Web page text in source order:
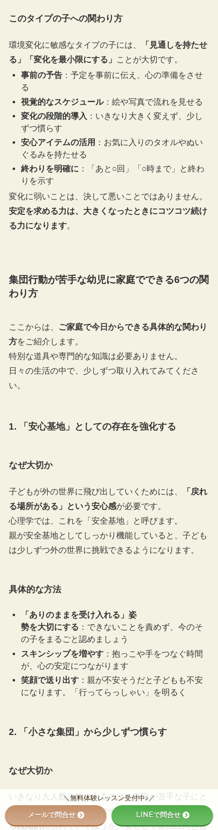
このタイプの子への関わり方
環境変化に敏感なタイプの子には、
「見通しを持たせ
る」「変化を最小限にする」 ことが大切です。
事前の予告 ：予定を事前に伝え、心の準備をさせ
る
視覚的なスケジュール：絵や写真で流れを見せる
変化の段階的導入 ：いきなり大きく変えず、少し
ずつ慣らす
安心アイテムの活用 ：お気に入りのタオルやぬい
ぐるみを持たせる
終わりを明確に ：「あと○回」「○時まで」と終わ
りを示す
変化に弱いことは、決して悪いことではありません。
安定を求める力は、大きくなったときにコツコツ続け
る力になります。
集団行動が苦手な幼児に家庭でできる6つの関
わり方
ここからは、
ご家庭で今日からできる具体的な関わり
方をご紹介します。
特別な道具や専門的な知識は必要ありません。
日々の生活の中で、少しずつ取り入れてみてくださ
い。
1. 「安心基地」としての存在を強化する
なぜ大切か
子どもが外の世界に飛び出していくためには、
「戻れ
る場所がある」という安心感が必要です。
心理学では、これを「安全基地」と呼びます。
親が安全基地としてしっかり機能していると、子ども
は少しずつ外の世界に挑戦できるようになります。
具体的な方法
「ありのままを受け入れる」姿
勢を大切にする ：できないことを責めず、今のそ
の子をまるごと認めましょう
スキンシップを増やす ：抱っこや手をつなぐ時間
が、心の安定につながります
笑顔で送り出す ：親が不安そうだと子どもも不安
になります。「行ってらっしゃい」を明るく
2. 「小さな集団」から少しずつ慣らす
なぜ大切か
いきなり大人数の輪に入るのは、集団が苦手な子にと
ってハードルが高いものです。
少人数・短時間の場か
ら段階的に慣れていくほうが、安心して集団に向き合
＼無料体験レッスン受付中♪／
メールで問合せ
LINEで問合せ